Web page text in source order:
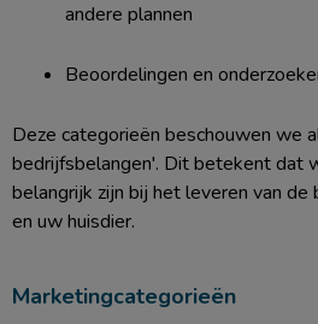
andere plannen
Beoordelingen en
Deze categorieën beschouwen we
bedrijfsbelangen'. Dit betekent dat
belangrijk zijn bij het leveren van de
en uw huisdier.
Marketingcategorieën